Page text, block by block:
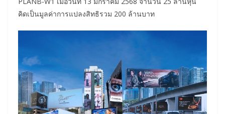
คิดเป็นมูลค่าการแปลงสิทธิรวม 200 ล้านบาท